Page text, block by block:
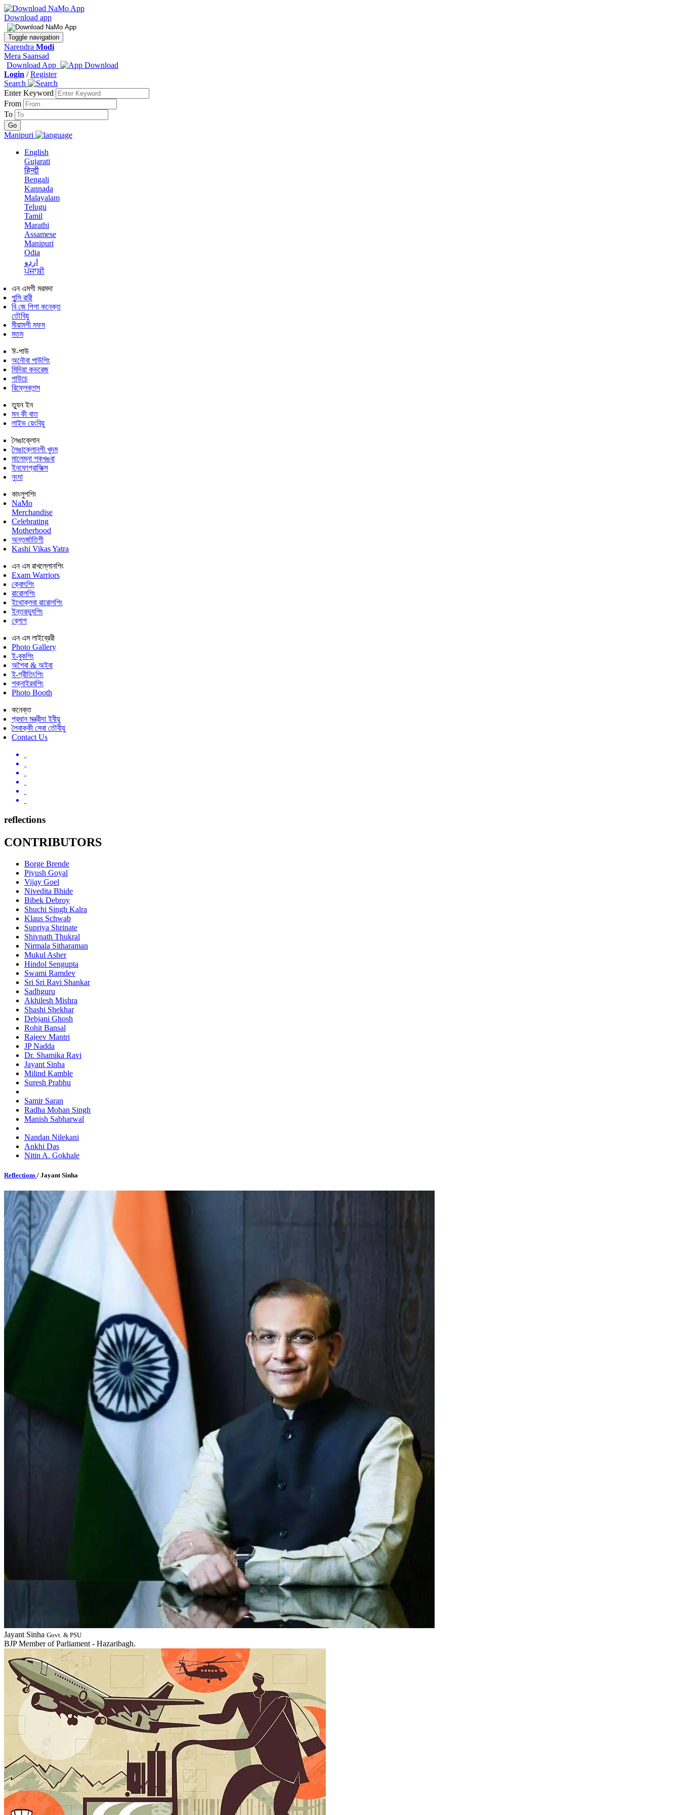
Download app
Toggle navigation
Narendra Modi
Mera Saansad
Download App
Login /Register
Search
Enter Keyword
From
To
Manipuri
English
Gujarati
हिन्दी
Bengali
Kannada
Malayalam
Telugu
Tamil
Marathi
Assamese
Manipuri
Odia
اردو
ਪੰਜਾਬੀ
এন এমগী মরমদা
পুন্সি ৱারী
বি জে পিগা কনেক্ত
তৌবিয়ু
মীয়ামগী মফম
মতম
ঈ-পাউ
অনৌবা পাউশিং
মিদিয়া কভরেজ
পাউচে
রিফ্লেকশন্স
ত্যুন ইন
মন কী বাত
লাইভ য়েংবিয়ু
লৈঙাক্লোন
লৈঙাক্লোনগী খুদম
মালেম্না শকখঙবা
ইনফোগ্রাফিক্স
নুংদা
কাংলুপশিং
NaMo
Merchandise
Celebrating
Motherhood
অন্তর্জাতিগী
Kashi Vikas Yatra
এন এম ৱাখল্লোনশিং
Exam Warriors
ক্বোৎশিং
ৱারোলশিং
ইথোক্লবা ৱারোলশিং
ইন্তরভ্যুশিং
ব্লোগ
এন এম লাইব্রেরী
Photo Gallery
ই-বুকশিং
অশৈবা & অইবা
ই-গ্রীতিংশিং
শক্নাইরবশিং
Photo Booth
কনেক্ত
প্রধান মন্ত্রীদা ইবীয়ু
লৈবাক্কী সেবা তৌবীয়ু
Contact Us
reflections
CONTRIBUTORS
Borge Brende
Piyush Goyal
Vijay Goel
Nivedita Bhide
Bibek Debroy
Shuchi Singh Kalra
Klaus Schwab
Supriya Shrinate
Shivnath Thukral
Nirmala Sitharaman
Mukul Asher
Hindol Sengupta
Swami Ramdev
Sri Sri Ravi Shankar
Sadhguru
Akhilesh Mishra
Shashi Shekhar
Debjani Ghosh
Rohit Bansal
Rajeev Mantri
JP Nadda
Dr. Shamika Ravi
Jayant Sinha
Milind Kamble
Suresh Prabhu
Samir Saran
Radha Mohan Singh
Manish Sabharwal
Nandan Nilekani
Ankhi Das
Nitin A. Gokhale
Reflections / Jayant Sinha
Jayant Sinha Govt. & PSU
BJP Member of Parliament - Hazaribagh.